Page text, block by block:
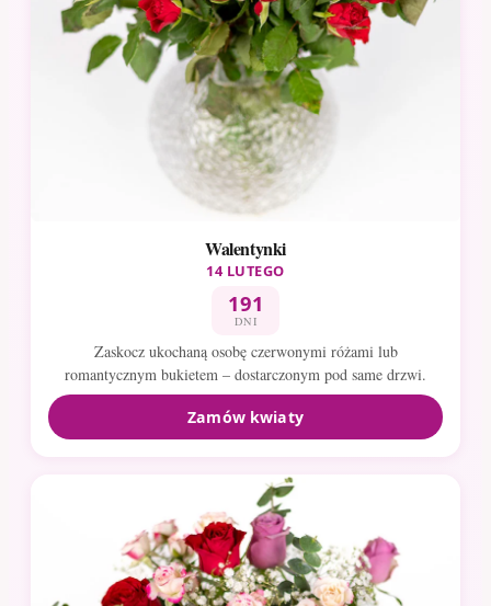
Walentynki
14 LUTEGO
191
DNI
Zaskocz ukochaną osobę czerwonymi różami lub
romantycznym bukietem – dostarczonym pod same drzwi.
Zamów kwiaty